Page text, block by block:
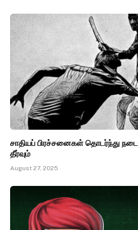
சாதியப் பிரச்சனைகள் தொடர்ந்து
தீர்வும்
August 27, 2025